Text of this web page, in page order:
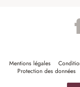
Mentions légales
Protection des données